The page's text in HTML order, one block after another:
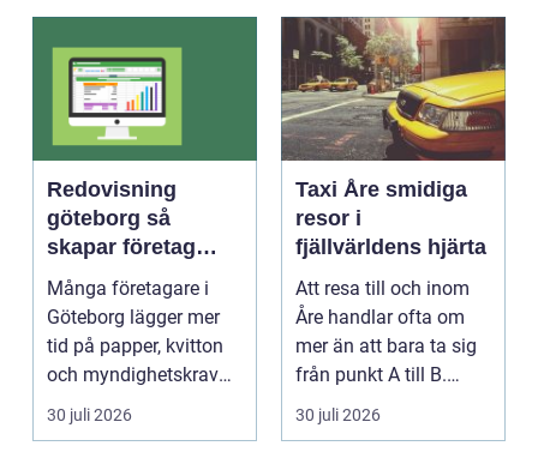
Redovisning
göteborg så
skapar företag
bättre kontroll och
mer tid
Många företagare i
Göteborg lägger mer
tid på papper, kvitton
och myndighetskrav
än på kunder och ut...
30 juli 2026
Taxi Åre smidiga
resor i
fjällvärldens hjärta
Att resa till och inom
Åre handlar ofta om
mer än att bara ta sig
från punkt A till B.
Vädret skifta...
30 juli 2026